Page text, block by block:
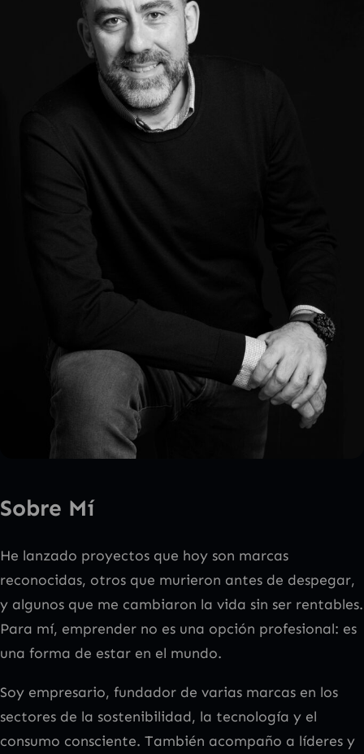
Sobre Mí
He lanzado proyectos que hoy son marcas
reconocidas, otros que murieron antes de despegar,
y algunos que me cambiaron la vida sin ser rentables.
Para mí, emprender no es una opción profesional: es
una forma de estar en el mundo.
Soy empresario, fundador de varias marcas en los
sectores de la sostenibilidad, la tecnología y el
consumo consciente. También acompaño a líderes y